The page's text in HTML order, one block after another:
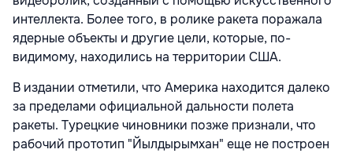
интеллекта. Более того, в ролике ракета поражала
ядерные объекты и другие цели, которые, по-
видимому, находились на территории США.
В издании отметили, что Америка находится далеко
за пределами официальной дальности полета
ракеты. Турецкие чиновники позже признали, что
рабочий прототип "Йылдырымхан" еще не построен